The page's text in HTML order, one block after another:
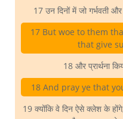
17 उन दिनों में जो गर्भवती
17 But woe to them
that give
18 और प्रार्थना
18 And pray ye that
19 क्योंकि वे दिन ऐसे क्लेश के